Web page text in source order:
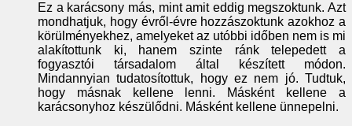
Ez a karácsony más, mint amit eddig megszoktunk. Azt
mondhatjuk, hogy évről-évre hozzászoktunk azokhoz a
körülményekhez, amelyeket az utóbbi időben nem is mi
alakítottunk ki, hanem szinte ránk telepedett a
fogyasztói társadalom által készített módon.
Mindannyian tudatosítottuk, hogy ez nem jó. Tudtuk,
hogy másnak kellene lenni. Másként kellene a
karácsonyhoz készülődni. Másként kellene ünnepelni.